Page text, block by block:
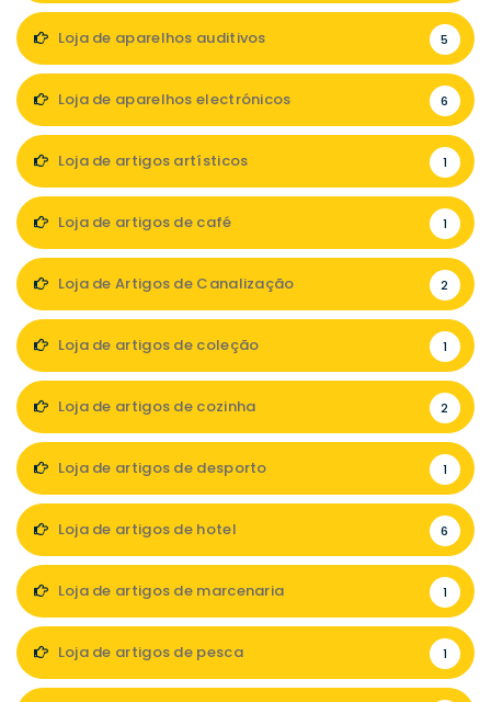
Loja de aparelhos auditivos 5
Loja de aparelhos electrónicos 6
Loja de artigos artísticos 1
Loja de artigos de café 1
Loja de Artigos de Canalização 2
Loja de artigos de coleção 1
Loja de artigos de cozinha 2
Loja de artigos de desporto 1
Loja de artigos de hotel 6
Loja de artigos de marcenaria 1
Loja de artigos de pesca 1